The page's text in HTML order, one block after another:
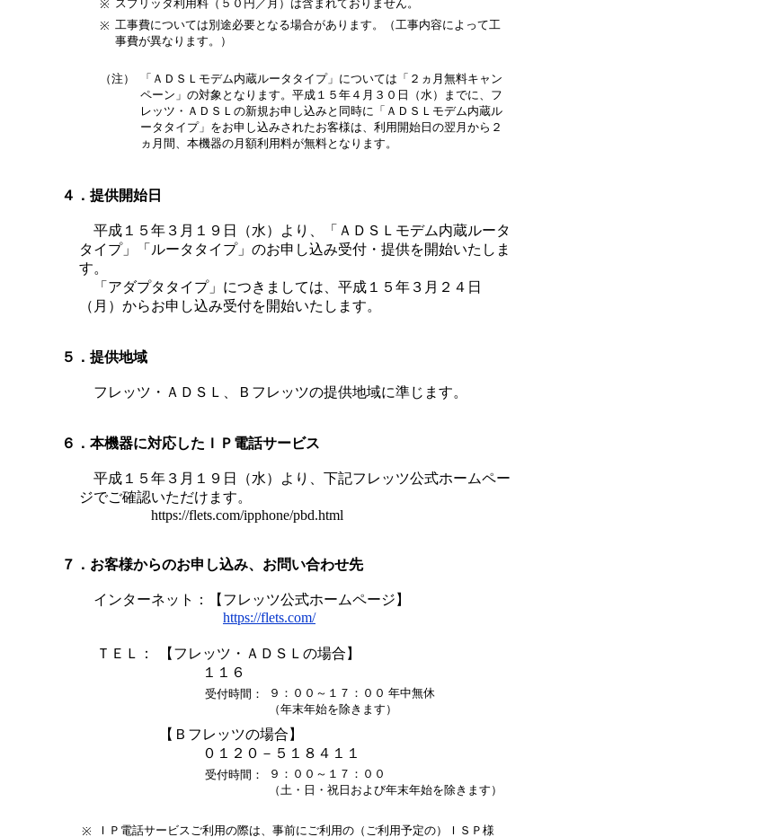
※ スプリッタ利用料（５０円／月）は含まれておりません。
※ 工事費については別途必要となる場合があります。（工事内容によって工
事費が異なります。）
（注）
「ＡＤＳＬモデム内蔵ルータタイプ」については「２ヵ月無料キャン
ペーン」の対象となります。平成１５年４月３０日（水）までに、フ
レッツ・ＡＤＳＬの新規お申し込みと同時に「ＡＤＳＬモデム内蔵ル
ータタイプ」をお申し込みされたお客様は、利用開始日の翌月から２
ヵ月間、本機器の月額利用料が無料となります。
４．提供開始日
平成１５年３月１９日（水）より、「ＡＤＳＬモデム内蔵ルータ
タイプ」「ルータタイプ」のお申し込み受付・提供を開始いたしま
す。
「アダプタタイプ」につきましては、平成１５年３月２４日
（月）からお申し込み受付を開始いたします。
５．提供地域
フレッツ・ＡＤＳＬ、Ｂフレッツの提供地域に準じます。
６．本機器に対応したＩＰ電話サービス
平成１５年３月１９日（水）より、下記フレッツ公式ホームペー
ジでご確認いただけます。
https://flets.com/ipphone/pbd.html
７．お客様からのお申し込み、お問い合わせ先
インターネット：【フレッツ公式ホームページ】
https://flets.com/
ＴＥＬ：
【フレッツ・ＡＤＳＬの場合】
１１６
受付時間：
９：００～１７：００ 年中無休
（年末年始を除きます）
【Ｂフレッツの場合】
０１２０－５１８４１１
受付時間：
９：００～１７：００
（土・日・祝日および年末年始を除きます）
※ ＩＰ電話サービスご利用の際は、事前にご利用の（ご利用予定の）ＩＳＰ様